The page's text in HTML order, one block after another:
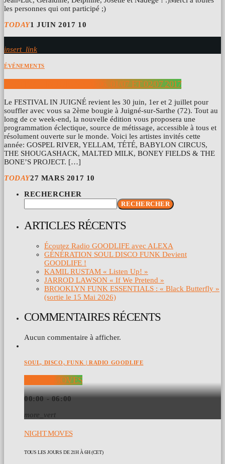
les personnes qui ont participé ;)
TODAY1 JUIN 2017 10
insert_link
ÉVÉNEMENTS
FESTIVAL IN JUIGNÉ 30/06, 01/07 ET 02/07 2017
Le FESTIVAL IN JUIGNÉ revient les 30 juin, 1er et 2 juillet pour
souffler avec vous sa 2ème bougie à Juigné-sur-Sarthe (72). Tout au
long de ce week-end, la nouvelle édition vous proposera une
programmation éclectique, source de métissage, accessible à tous et
résolument ouverte sur le monde. Voici les artistes invités cette
année: GOSPEL RIVER, YELLAM, TÉTÉ, BABYLON CIRCUS,
THE SHOUGASHACK, MALTED MILK, BONEY FIELDS & THE
BONE’S PROJECT. […]
TODAY27 MARS 2017 10
RECHERCHER
RECHERCHER
ARTICLES RÉCENTS
Écoutez Radio GOODLIFE avec ALEXA
GÉNÉRATION SOUL DISCO FUNK Devient
GOODLIFE !
KAMIL RUSTAM « Listen Up! »
JARROD LAWSON « If We Pretend »
BROOKLYN FUNK ESSENTIALS : « Black Butterfly »
(sortie le 15 Mai 2026)
COMMENTAIRES RÉCENTS
Aucun commentaire à afficher.
SOUL, DISCO, FUNK | RADIO GOODLIFE
NIGHT MOVES
00:00 - 06:00
more_vert
NIGHT MOVES
TOUS LES JOURS DE 21H À 6H (CET)